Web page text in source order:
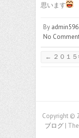
思います
By
No
← ２０１
Copyright ©
ブログ |